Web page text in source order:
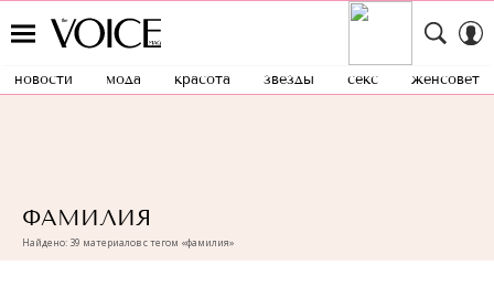
новости мода красота звезды секс женсовет
ФАМИЛИЯ
Найдено: 39 материалов с тегом «фамилия»